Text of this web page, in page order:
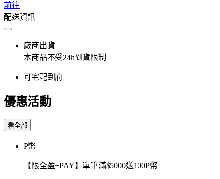
前往
配送資訊
廠商出貨
本商品不受24h到貨限制
可宅配到府
優惠活動
看全部
P幣
【限全盈+PAY】單筆滿$5000送100P幣